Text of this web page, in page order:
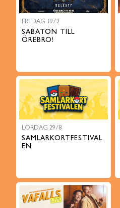
FREDAG 19/2
SABATON TILL
ÖREBRO!
LÖRDAG 29/8
SAMLARKORTFESTIVAL
EN